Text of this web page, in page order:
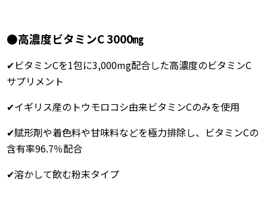
●高濃度ビタミンC 3000㎎
✔ビタミンCを1包に3,000mg配合した高濃度のビタミンC
サプリメント
✔イギリス産のトウモロコシ由来ビタミンCのみを使用
✔賦形剤や着色料や甘味料などを極力排除し、ビタミンCの
含有率96.7％配合
✔溶かして飲む粉末タイプ